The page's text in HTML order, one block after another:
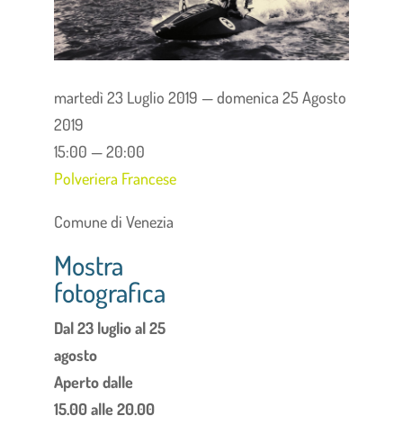
Mostra
fotografica
Dal 23 luglio al 25
agosto
Aperto dalle
15.00 alle 20.00
martedì 23 Luglio 2019 — domenica 25 Agosto
2019
15:00 — 20:00
Polveriera Francese
Comune di Venezia